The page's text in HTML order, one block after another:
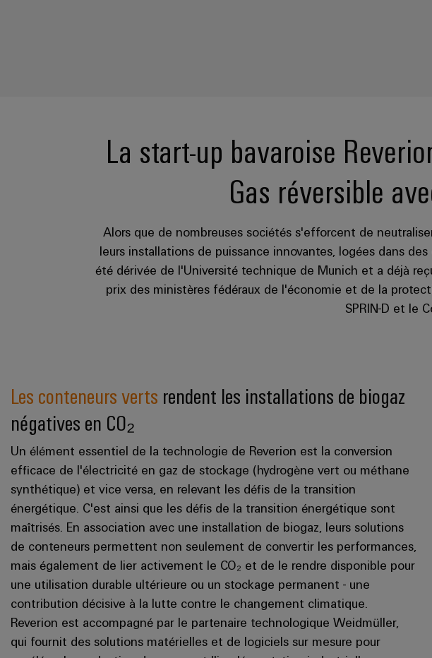
La start-up bavaroise
Gas réversible
Alors que de nombreuses sociétés s'efforcent de
leurs installations de puissance innovantes, logées dans
été dérivée de l'Université technique de Munich et a déjà
prix des ministères fédéraux de l'économie et de la
SPRIN-D et le
Les conteneurs verts rendent les installations de biogaz
négatives en CO₂
Un élément essentiel de la technologie de Reverion est la conversion
efficace de l'électricité en gaz de stockage (hydrogène vert ou méthane
synthétique) et vice versa, en relevant les défis de la transition
énergétique. C'est ainsi que les défis de la transition énergétique sont
maîtrisés. En association avec une installation de biogaz, leurs solutions
de conteneurs permettent non seulement de convertir les performances,
mais également de lier activement le CO₂ et de le rendre disponible pour
une utilisation durable ultérieure ou un stockage permanent - une
contribution décisive à la lutte contre le changement climatique.
Reverion est accompagné par le partenaire technologique Weidmüller,
qui fournit des solutions matérielles et de logiciels sur mesure pour